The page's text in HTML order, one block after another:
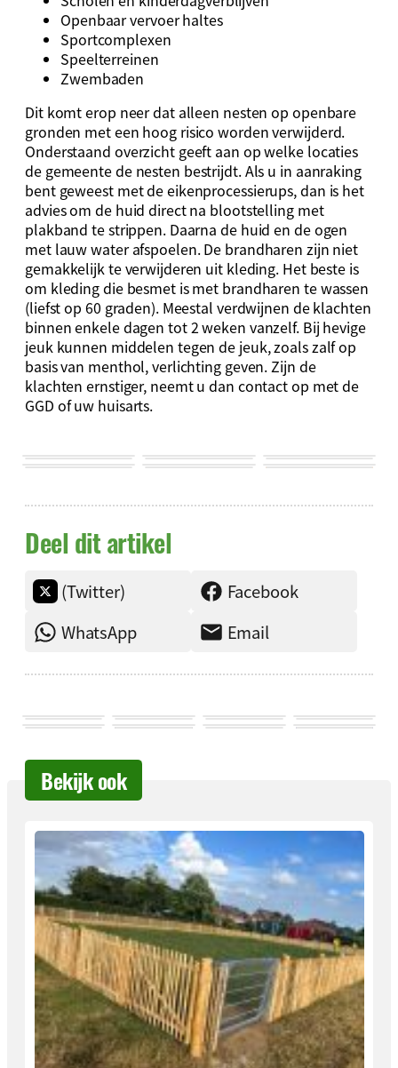
Openbaar vervoer haltes
Sportcomplexen
Speelterreinen
Zwembaden
Dit komt erop neer dat alleen nesten op openbare
gronden met een hoog risico worden verwijderd.
Onderstaand overzicht geeft aan op welke locaties
de gemeente de nesten bestrijdt. Als u in aanraking
bent geweest met de eikenprocessierups, dan is het
advies om de huid direct na blootstelling met
plakband te strippen. Daarna de huid en de ogen
met lauw water afspoelen. De brandharen zijn niet
gemakkelijk te verwijderen uit kleding. Het beste is
om kleding die besmet is met brandharen te wassen
(liefst op 60 graden). Meestal verdwijnen de klachten
binnen enkele dagen tot 2 weken vanzelf. Bij hevige
jeuk kunnen middelen tegen de jeuk, zoals zalf op
basis van menthol, verlichting geven. Zijn de
klachten ernstiger, neemt u dan contact op met de
GGD of uw huisarts.
Deel dit artikel
(Twitter)
Facebook
WhatsApp
Email
Bekijk ook